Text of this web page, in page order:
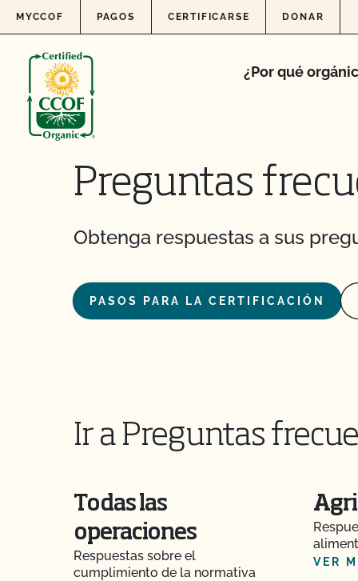
Skip to content
MYCCOF PAGOS CERTIFICARSE DONAR
¿Por qué
Preguntas
Obtenga respuestas a sus
PASOS PARA LA CERTIFICACIÓN
Ir a Preguntas
Todas las
operaciones
Respuestas sobre el
cumplimiento de la normativa
VER
¿Se ajustan las actividades de mi empresa a
seguridad alimentaria del CCOF?
alimentaria?
¿Puedo actualizar mi perfil en el directorio
¿Puedo utilizar el sello "Non-GMO & More" de